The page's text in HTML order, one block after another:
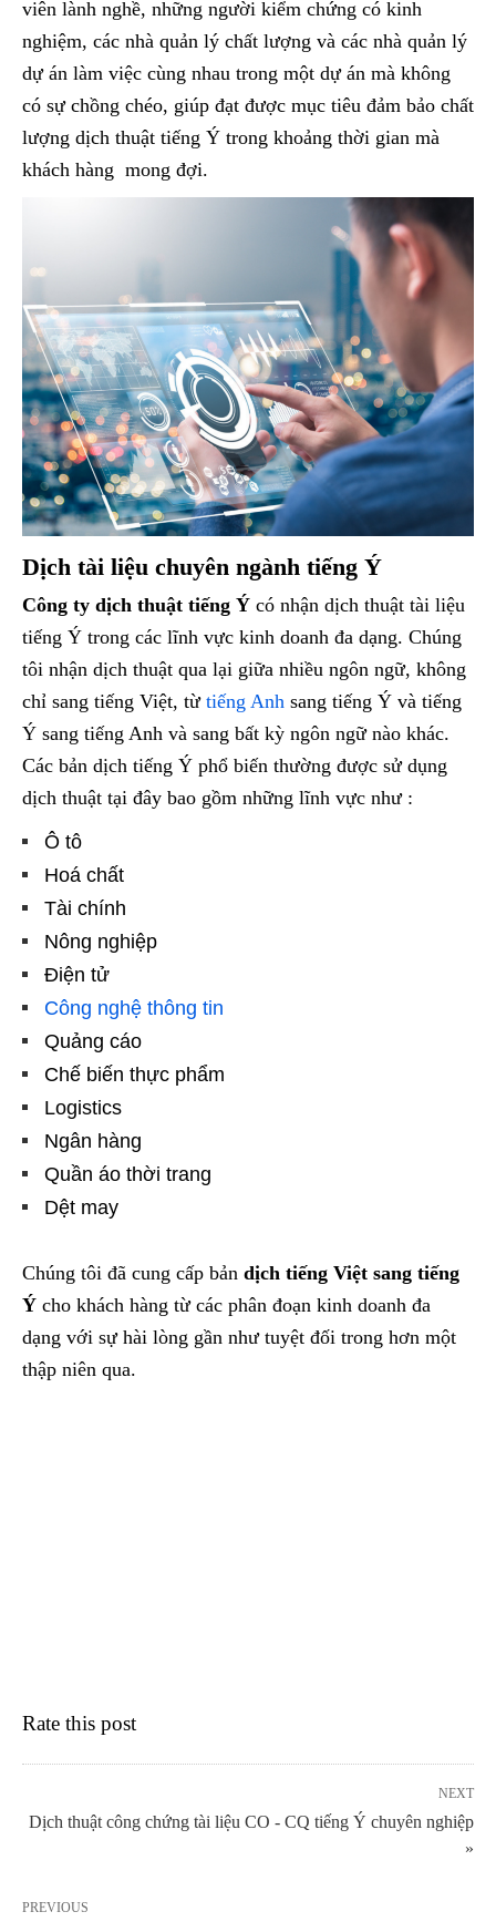
viên lành nghề, những người kiểm chứng có kinh
nghiệm, các nhà quản lý chất lượng và các nhà quản lý
dự án làm việc cùng nhau trong một dự án mà không
có sự chồng chéo, giúp đạt được mục tiêu đảm bảo chất
lượng dịch thuật tiếng Ý trong khoảng thời gian mà
khách hàng mong đợi.
Dịch tài liệu chuyên ngành tiếng Ý
Công ty dịch thuật tiếng Ý có nhận dịch thuật tài liệu
tiếng Ý trong các lĩnh vực kinh doanh đa dạng. Chúng
tôi nhận dịch thuật qua lại giữa nhiều ngôn ngữ, không
chỉ sang tiếng Việt, từ tiếng Anh sang tiếng Ý và tiếng
Ý sang tiếng Anh và sang bất kỳ ngôn ngữ nào khác.
Các bản dịch tiếng Ý phổ biến thường được sử dụng
dịch thuật tại đây bao gồm những lĩnh vực như :
Ô tô
Hoá chất
Tài chính
Nông nghiệp
Điện tử
Công nghệ thông tin
Quảng cáo
Chế biến thực phẩm
Logistics
Ngân hàng
Quần áo thời trang
Dệt may
Chúng tôi đã cung cấp bản dịch tiếng Việt sang tiếng
Ý cho khách hàng từ các phân đoạn kinh doanh đa
dạng với sự hài lòng gần như tuyệt đối trong hơn một
thập niên qua.
Rate this post
NEXT
Dịch thuật công chứng tài liệu CO - CQ tiếng Ý chuyên nghiệp
»
PREVIOUS